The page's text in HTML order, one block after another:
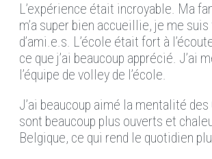
L’expérience était incroyable. Ma
m’a super bien accueillie, je me
d’ami.e.s. L’école était fort à
ce que j’ai beaucoup apprécié. J’ai
l’équipe de volley de l’école.
J’ai beaucoup aimé la mentalité
sont beaucoup plus ouverts et
Belgique, ce qui rend le quotidien